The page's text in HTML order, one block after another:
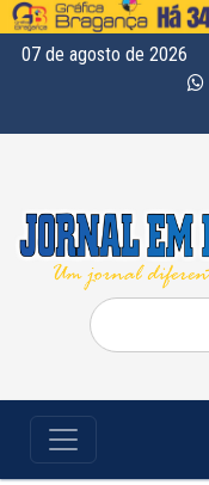
07 de agosto de 2026
Pesquisar
por: